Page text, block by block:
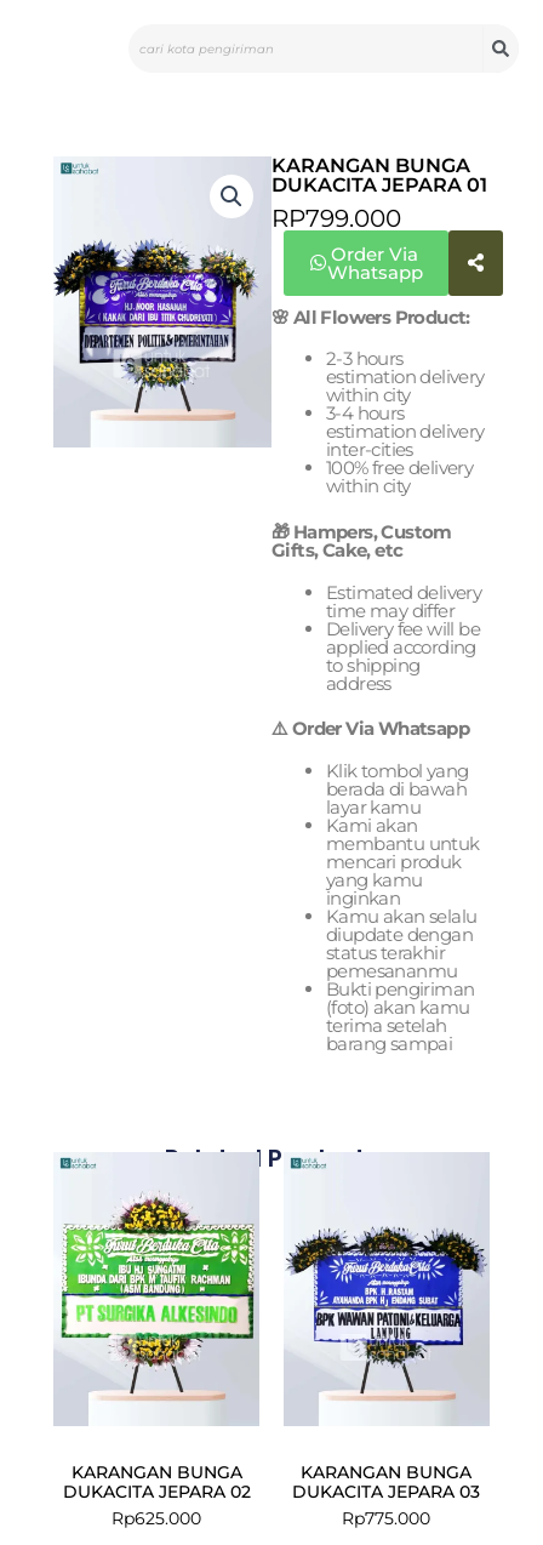
KARANGAN BUNGA
DUKACITA JEPARA 01
RP799.000
Order Via
Whatsapp
🌸 All Flowers Product:
2-3 hours
estimation delivery
within city
3-4 hours
estimation delivery
inter-cities
100% free delivery
within city
🎁 Hampers, Custom
Gifts, Cake, etc
Estimated delivery
time may differ
Delivery fee will be
applied according
to shipping
address
⚠️ Order Via Whatsapp
Klik tombol yang
berada di bawah
layar kamu
Kami akan
membantu untuk
mencari produk
yang kamu
inginkan
Kamu akan selalu
diupdate dengan
status terakhir
pemesananmu
Bukti pengiriman
(foto) akan kamu
terima setelah
barang sampai
Related Products
KARANGAN BUNGA
DUKACITA JEPARA 02
Rp625.000
KARANGAN BUNGA
DUKACITA JEPARA 03
Rp775.000